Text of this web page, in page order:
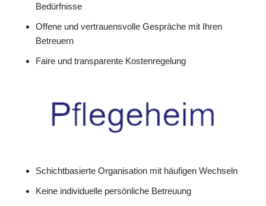
Bedürfnisse
Offene und vertrauensvolle Gespräche mit Ihren
Betreuern
Faire und transparente Kostenregelung
Schichtbasierte Organisation mit häufigen Wechseln
Keine individuelle persönliche Betreuung